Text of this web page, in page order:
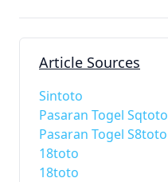
Article Sources
Sintoto
Pasaran Togel Sqtoto
Pasaran Togel S8toto
18toto
18toto